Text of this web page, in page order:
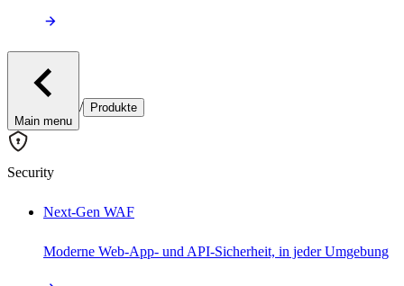
Main menu
/ Produkte
Security
Next-Gen WAF
Moderne Web-App- und API-Sicherheit, in jeder Umgebung